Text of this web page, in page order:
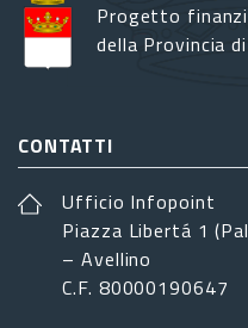
Progetto
della Provincia
CONTATTI
Ufficio Infopoint
Piazza Libertá 1
– Avellino
C.F. 80000190647